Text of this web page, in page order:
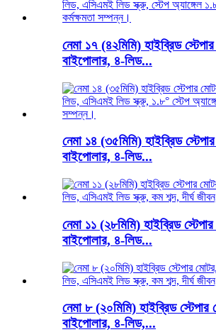
নেমা ১৭ (৪২মিমি) হাইব্রিড
বাইপোলার, ৪-লিড...
নেমা ১৪ (৩৫মিমি) হাইব্রিড
বাইপোলার, ৪-লিড...
নেমা ১১ (২৮মিমি) হাইব্রিড
বাইপোলার, ৪-লিড...
নেমা ৮ (২০মিমি) হাইব্রিড স্টেপার
বাইপোলার, ৪-লিড,...